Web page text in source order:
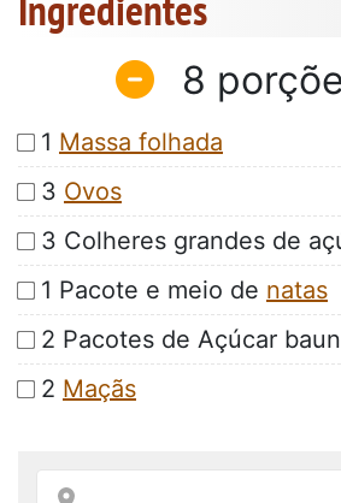
8
1 Massa folhada
3 Ovos
3 Colheres grandes de
1 Pacote e meio de natas
2 Pacotes de Açúcar
2 Maçãs